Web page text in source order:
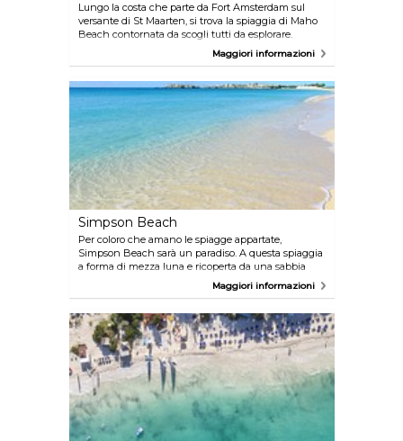
Lungo la costa che parte da Fort Amsterdam sul
versante di St Maarten, si trova la spiaggia di Maho
Beach contornata da scogli tutti da esplorare.
Maggiori informazioni
Simpson Beach
Per coloro che amano le spiagge appartate,
Simpson Beach sarà un paradiso. A questa spiaggia
a forma di mezza luna e ricoperta da una sabbia
bianca finissima, si accede da Simsonbaai, St
Maggiori informazioni